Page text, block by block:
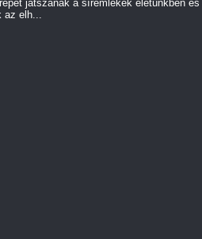
játszanak a síremlékek életünkben
az elh...